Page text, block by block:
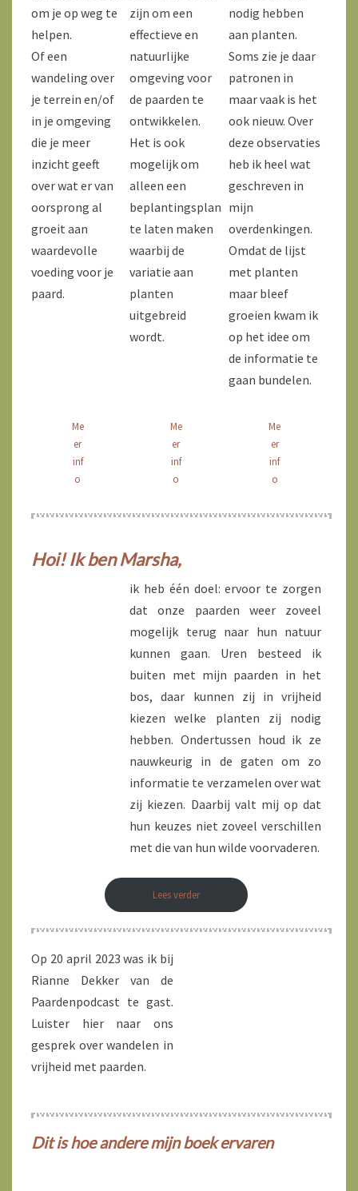
om je op weg te
helpen.
Of een
wandeling over
je terrein en/of
in je omgeving
die je meer
inzicht geeft
over wat er van
oorsprong al
groeit aan
waardevolle
voeding voor je
paard.
zijn om een
effectieve en
natuurlijke
omgeving voor
de paarden te
ontwikkelen.
Het is ook
mogelijk om
alleen een
beplantingsplan
te laten maken
waarbij de
variatie aan
planten
uitgebreid
wordt.
nodig hebben
aan planten.
Soms zie je daar
patronen in
maar vaak is het
ook nieuw. Over
deze observaties
heb ik heel wat
geschreven in
mijn
overdenkingen.
Omdat de lijst
met planten
maar bleef
groeien kwam ik
op het idee om
de informatie te
gaan bundelen.
Me
er
inf
o
Me
er
inf
o
Me
er
inf
o
Hoi! Ik ben Marsha,
ik heb één doel: ervoor te zorgen
dat onze paarden weer zoveel
mogelijk terug naar hun natuur
kunnen gaan. Uren besteed ik
buiten met mijn paarden in het
bos, daar kunnen zij in vrijheid
kiezen welke planten zij nodig
hebben. Ondertussen houd ik ze
nauwkeurig in de gaten om zo
informatie te verzamelen over wat
zij kiezen. Daarbij valt mij op dat
hun keuzes niet zoveel verschillen
met die van hun wilde voorvaderen.
Lees verder
Op 20 april 2023 was ik bij
Rianne Dekker van de
Paardenpodcast te gast.
Luister hier naar ons
gesprek over wandelen in
vrijheid met paarden.
Dit is hoe andere mijn boek ervaren